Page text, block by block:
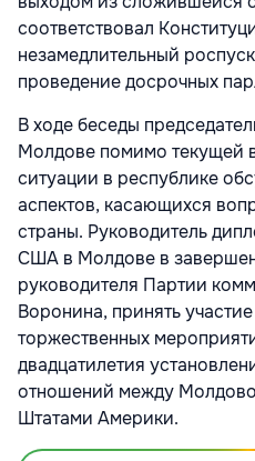
соответствовал
незамедлительный
проведение досрочных
В ходе беседы
Молдове помимо текущей
ситуации в республике
аспектов, касающихся
страны. Руководитель
США в Молдове в
руководителя Партии
Воронина, принять
торжественных
двадцатилетия
отношений между
Штатами Америки.